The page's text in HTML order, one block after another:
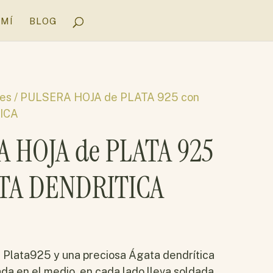
BLOG
/ PULSERA HOJA de PLATA 925 con
HOJA de PLATA 925
DENDRITICA
Plata925 y una preciosa Ágata dendrítica